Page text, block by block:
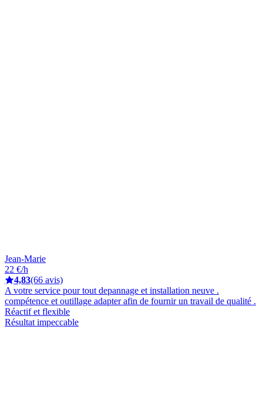
Jean-Marie
22 €/h
4,83(66 avis)
A votre service pour tout depannage et installation neuve .
compétence et outillage adapter afin de fournir un travail de qualité .
Réactif et flexible
Résultat impeccable